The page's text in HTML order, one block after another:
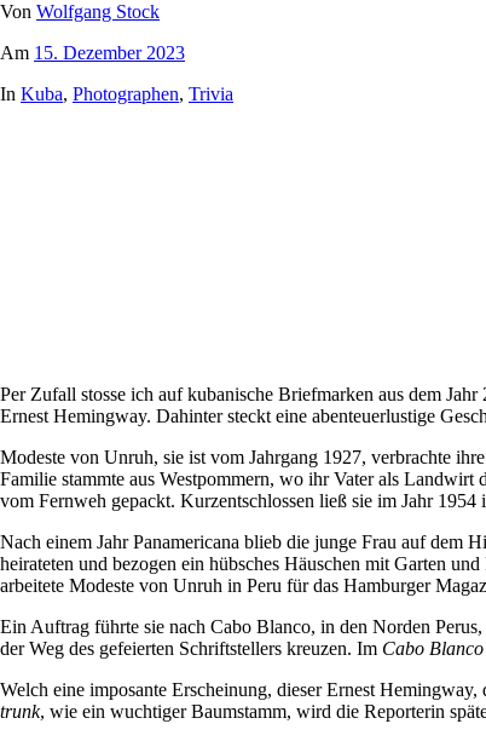
Von Wolfgang Stock
Am 15. Dezember 2023
In Kuba, Photographen, Trivia
Per Zufall stosse ich auf kubanische Briefmarken aus dem
Ernest Hemingway. Dahinter steckt eine abenteuerlustige
Modeste von Unruh, sie ist vom Jahrgang 1927, verbrachte
Familie stammte aus Westpommern, wo ihr Vater als
vom Fernweh gepackt. Kurzentschlossen ließ sie im Jahr
Nach einem Jahr Panamericana blieb die junge Frau auf
heirateten und bezogen ein hübsches Häuschen mit Garten
arbeitete Modeste von Unruh in Peru für das Hamburger
Ein Auftrag führte sie nach Cabo Blanco, in den Norden
der Weg des gefeierten Schriftstellers kreuzen. Im Cabo Blanco
Welch eine imposante Erscheinung, dieser Ernest
trunk, wie ein wuchtiger Baumstamm, wird die Reporterin